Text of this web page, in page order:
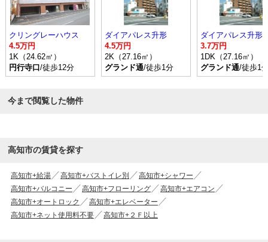
クリングレーハウス
4.5万円
1K（24.62㎡）
円行寺口/徒歩12分
ダイアパレス升形
4.5万円
2K（27.16㎡）
グランド通/徒歩1分
ダイアパレス升形
3.7万円
1DK（27.16㎡）
グランド通/徒歩1
今まで閲覧した物件
高知市の賃貸を探す
高知市+給湯 高知市+バストイレ別
高知市+シャワー
高知市+バルコニー
高知市+フローリング
高知市+エアコン
高知市+オートロック
高知市+エレベーター
高知市+ネット使用料不要
高知市+２Ｆ以上